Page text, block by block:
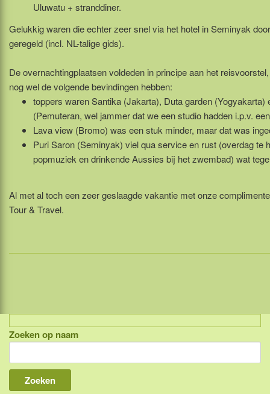
Uluwatu + stranddiner.
Gelukkig waren die echter zeer snel via het hotel in Seminyak
geregeld (incl. NL-talige gids).
De overnachtingplaatsen voldeden in principe aan het
nog wel de volgende bevindingen hebben:
toppers waren Santika (Jakarta), Duta garden (Yogyakarta)
(Pemuteran, wel jammer dat we een studio hadden i.p.v.
Lava view (Bromo) was een stuk minder, maar dat was
Puri Saron (Seminyak) viel qua service en rust (overdag te
popmuziek en drinkende Aussies bij het zwembad) wat
Al met al toch een zeer geslaagde vakantie met onze
Tour & Travel.
Indonesië, eilandcombinaties
Bali
Lombok
Zoeken op naam